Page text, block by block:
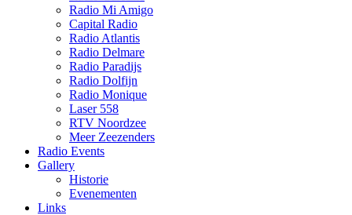
Radio Mi Amigo
Capital Radio
Radio Atlantis
Radio Delmare
Radio Paradijs
Radio Dolfijn
Radio Monique
Laser 558
RTV Noordzee
Meer Zeezenders
Radio Events
Gallery
Historie
Evenementen
Links